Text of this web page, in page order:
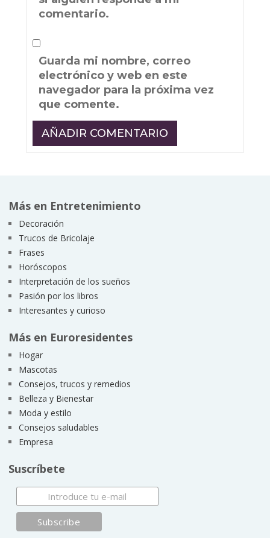
comentario.
Guarda mi nombre, correo
electrónico y web en este
navegador para la próxima vez
que comente.
Más en Entretenimiento
Decoración
Trucos de Bricolaje
Frases
Horóscopos
Interpretación de los sueños
Pasión por los libros
Interesantes y curioso
Más en Euroresidentes
Hogar
Mascotas
Consejos, trucos y remedios
Belleza y Bienestar
Moda y estilo
Consejos saludables
Empresa
Suscríbete